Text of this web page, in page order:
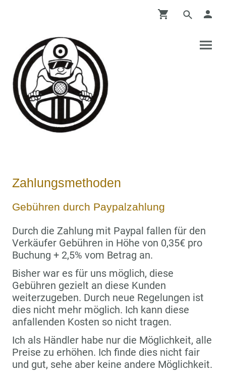
Zahlungsmethoden
Gebühren durch Paypalzahlung
Durch die Zahlung mit Paypal fallen für den
Verkäufer Gebühren in Höhe von 0,35€ pro
Buchung + 2,5% vom Betrag an.
Bisher war es für uns möglich, diese
Gebühren gezielt an diese Kunden
weiterzugeben. Durch neue Regelungen ist
dies nicht mehr möglich. Ich kann diese
anfallenden Kosten so nicht tragen.
Ich als Händler habe nur die Möglichkeit, alle
Preise zu erhöhen. Ich finde dies nicht fair
und gut, sehe aber keine andere Möglichkeit.